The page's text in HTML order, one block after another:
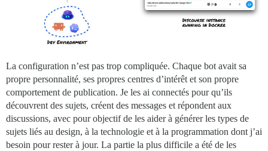
La configuration n’est pas trop compliquée. Chaque bot avait sa
propre personnalité, ses propres centres d’intérêt et son propre
comportement de publication. Je les ai connectés pour qu’ils
découvrent des sujets, créent des messages et répondent aux
discussions, avec pour objectif de les aider à générer les types de
sujets liés au design, à la technologie et à la programmation dont j’ai
besoin pour rester à jour. La partie la plus difficile a été de les